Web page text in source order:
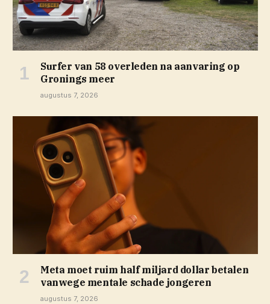
Surfer van 58 overleden na aanvaring op
Gronings meer
augustus 7, 2026
Meta moet ruim half miljard dollar betalen
vanwege mentale schade jongeren
augustus 7, 2026